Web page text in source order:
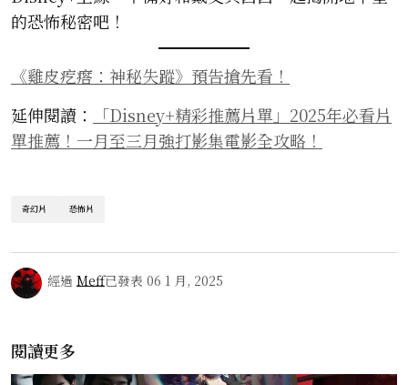
的恐怖秘密吧！
《雞皮疙瘩：神秘失蹤》預告搶先看！
延伸閱讀：
「Disney+精彩推薦片單」2025年必看片
單推薦！一月至三月強打影集電影全攻略！
奇幻片 恐怖片
經過 Meff已發表 06 1 月, 2025
閱讀更多